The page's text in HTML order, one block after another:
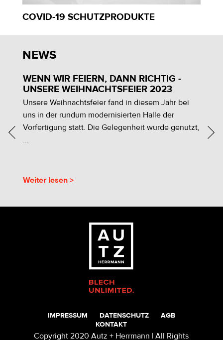
COVID-19 SCHUTZPRODUKTE
NEWS
WENN WIR FEIERN, DANN RICHTIG -
UNSERE WEIHNACHTSFEIER 2023
Unsere Weihnachtsfeier fand in diesem Jahr bei
uns in der rundum modernisierten Halle der
Vorfertigung statt. Die Gelegenheit wurde genutzt,
...
Weiter lesen >
IMPRESSUM DATENSCHUTZ
AGB
KONTAKT
Copyright 2020 Autz + Herrmann | All Rights